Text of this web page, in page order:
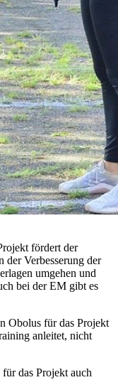
fördert der
Verbesserung der
umgehen und
bei der EM gibt es
Obolus für das Projekt
anleitet, nicht
das Projekt auch